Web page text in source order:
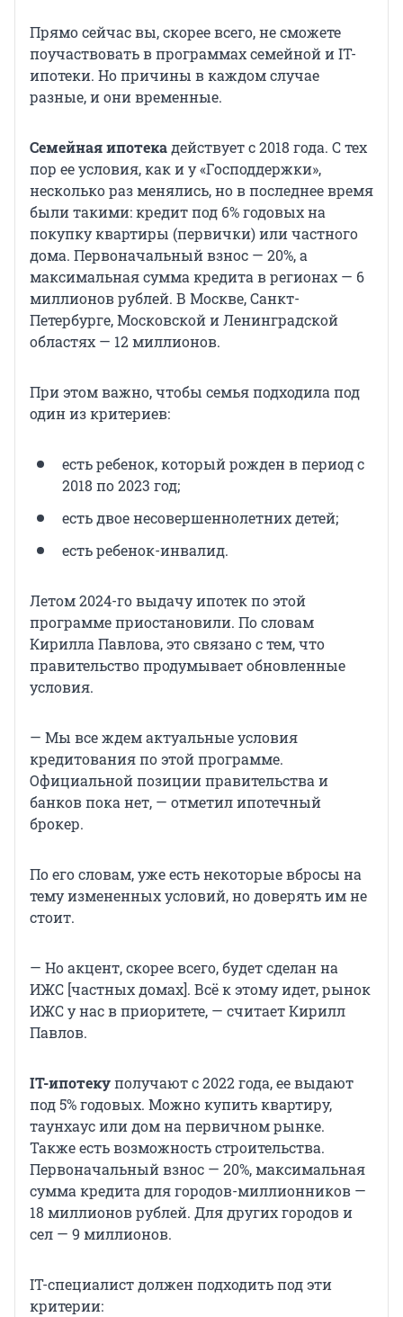
Прямо сейчас вы, скорее всего, не сможете
поучаствовать в программах семейной и IT-
ипотеки. Но причины в каждом случае
разные, и они временные.
Семейная ипотекадействует с 2018 года. С тех
пор ее условия, как и у «Господдержки»,
несколько раз менялись, но в последнее время
были такими: кредит под 6% годовых на
покупку квартиры (первички) или частного
дома. Первоначальный взнос — 20%, а
максимальная сумма кредита в регионах — 6
миллионов рублей. В Москве, Санкт-
Петербурге, Московской и Ленинградской
областях — 12 миллионов.
При этом важно, чтобы семья подходила под
один из критериев:
есть ребенок, который рожден в период с
2018 по 2023 год;
есть двое несовершеннолетних детей;
есть ребенок-инвалид.
Летом 2024-го выдачу ипотек по этой
программе приостановили. По словам
Кирилла Павлова, это связано с тем, что
правительство продумывает обновленные
условия.
— Мы все ждем актуальные условия
кредитования по этой программе.
Официальной позиции правительства и
банков пока нет, — отметил ипотечный
брокер.
По его словам, уже есть некоторые вбросы на
тему измененных условий, но доверять им не
стоит.
— Но акцент, скорее всего, будет сделан на
ИЖС [частных домах]. Всё к этому идет, рынок
ИЖС у нас в приоритете, — считает Кирилл
Павлов.
IT-ипотекуполучают с 2022 года, ее выдают
под 5% годовых. Можно купить квартиру,
таунхаус или дом на первичном рынке.
Также есть возможность строительства.
Первоначальный взнос — 20%, максимальная
сумма кредита для городов-миллионников —
18 миллионов рублей. Для других городов и
сел — 9 миллионов.
IT-специалист должен подходить под эти
критерии: